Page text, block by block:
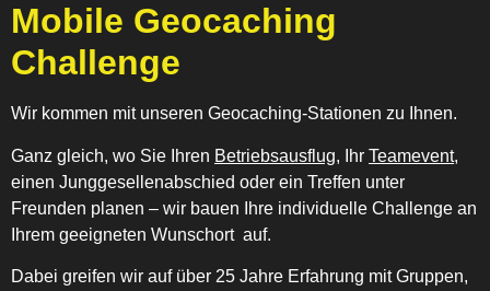
Mobile Geocaching
Challenge
Wir kommen mit unseren Geocaching-Stationen zu Ihnen.
Ganz gleich, wo Sie Ihren Betriebsausflug, Ihr Teamevent,
einen Junggesellenabschied oder ein Treffen unter
Freunden planen – wir bauen Ihre individuelle Challenge an
Ihrem geeigneten Wunschort auf.
Dabei greifen wir auf über 25 Jahre Erfahrung mit Gruppen,